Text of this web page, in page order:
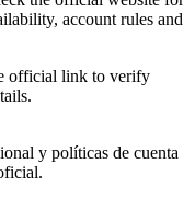
account rules and
official link to verify
y políticas de cuenta